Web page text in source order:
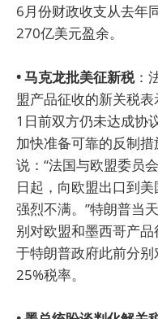
6月份财政收支从去年
270亿美元盈余。
• 马克龙批美征新税：
盟产品征收的新关税
1日前双方仍未达成协
加快准备可靠的反制
说：“法国与欧盟委员
日起，向欧盟出口到
强烈不满。”特朗普当
别对欧盟和墨西哥产
于特朗普政府此前分
25%税率。